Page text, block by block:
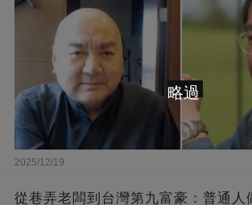
2025/12/19
從巷弄老闆到台灣第九富豪：普通人
略過